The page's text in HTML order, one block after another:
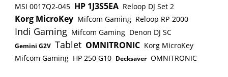
MSI 0017Q2-045 HP 1J3S5EA Reloop DJ Set 2
Korg MicroKey Mifcom Gaming Reloop RP-2000
Indi Gaming Mifcom Gaming Denon DJ SC
Gemini G2V Tablet OMNITRONIC Korg MicroKey
Mifcom Gaming HP 250 G10 Decksaver OMNITRONIC